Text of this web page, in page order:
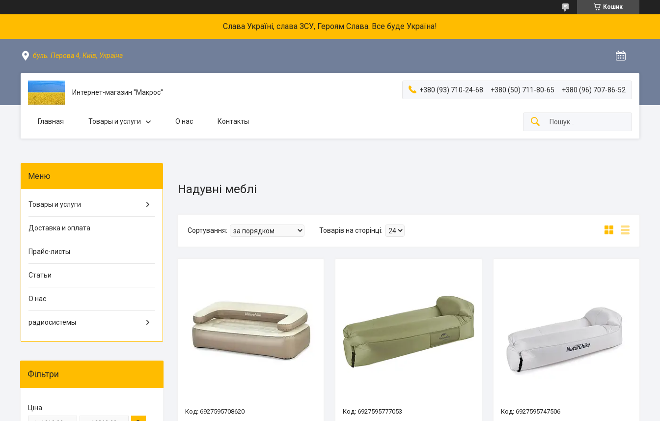
Кошик
Слава Україні, слава ЗСУ, Героям Слава. Все буде Україна!
буль. Перова 4, Київ, Україна
Интернет-магазин "Макрос" +380 (93) 710-24-68 +380 (50) 711-80-65 +380 (96) 707-86-52
Главная Товары и услуги О нас Контакты
Надувні меблі
6927595708620 6927595777053 6927595747506
Товары и услуги
Доставка и оплата
Прайс-листы
Статьи
О нас
радиосистемы
Фільтри
Ціна